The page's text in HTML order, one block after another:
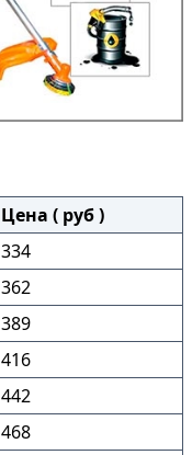
Цена ( руб )
334
362
389
416
442
468